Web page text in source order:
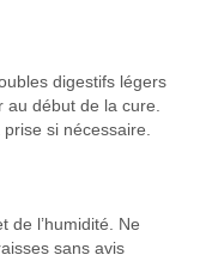
digestifs légers
début de la cure.
si nécessaire.
de l’humidité. Ne
sans avis